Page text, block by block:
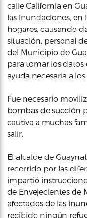
calle California en
las inundaciones, en
hogares, causando
situación, personal
del Municipio de
para tomar los datos
ayuda necesaria a
Fue necesario
bombas de succión
cautiva a muchas
salir.
El alcalde de
recorrido por las
impartió
de Envejecientes de
afectados de las
recibido ningún